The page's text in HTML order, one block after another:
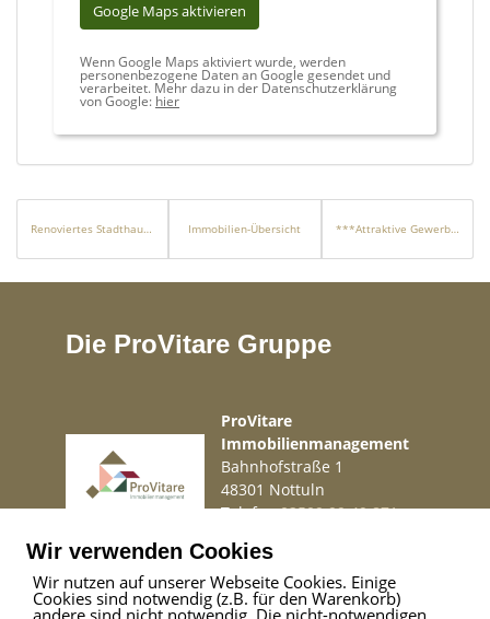
Google Maps aktivieren
Wenn Google Maps aktiviert wurde, werden
personenbezogene Daten an Google gesendet und
verarbeitet. Mehr dazu in der Datenschutzerklärung
von Google: hier
Renoviertes Stadthaus mit Ladenlokal in Meeresnähe in Puerto Pollensa Immobilien-Übersicht ***Attraktive Gewerbeimmobilie zur Miete – Moderne Halle mit Büroflächen und Lageroptionen***
Die ProVitare Gruppe
ProVitare
Immobilienmanagement
Bahnhofstraße 1
48301 Nottuln
Telefon02509 99 49 871
Impressum|Haftungsausschluss|Datenschutz
Wir verwenden Cookies
Wir nutzen auf unserer Webseite Cookies. Einige
Cookies sind notwendig (z.B. für den Warenkorb)
andere sind nicht notwendig. Die nicht-notwendigen